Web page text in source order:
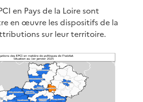
en Pays de la Loire sont
en œuvre les dispositifs de la
sur leur territoire.